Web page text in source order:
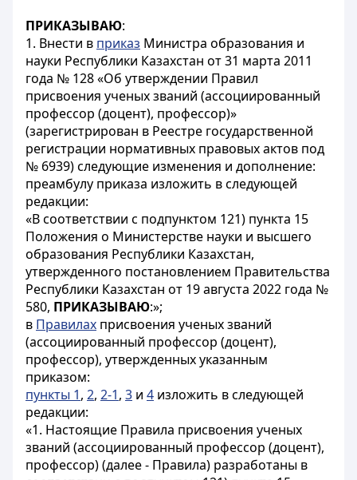
ПРИКАЗЫВАЮ:
1. Внести в приказ Министра образования и
науки Республики Казахстан от 31 марта 2011
года № 128 «Об утверждении Правил
присвоения ученых званий (ассоциированный
профессор (доцент), профессор)»
(зарегистрирован в Реестре государственной
регистрации нормативных правовых актов под
№ 6939) следующие изменения и дополнение:
преамбулу приказа изложить в следующей
редакции:
«В соответствии с подпунктом 121) пункта 15
Положения о Министерстве науки и высшего
образования Республики Казахстан,
утвержденного постановлением Правительства
Республики Казахстан от 19 августа 2022 года №
580, ПРИКАЗЫВАЮ:»;
в Правилах присвоения ученых званий
(ассоциированный профессор (доцент),
профессор), утвержденных указанным
приказом:
пункты 1, 2, 2-1, 3 и 4 изложить в следующей
редакции:
«1. Настоящие Правила присвоения ученых
званий (ассоциированный профессор (доцент),
профессор) (далее - Правила) разработаны в